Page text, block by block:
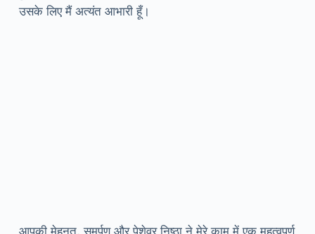
उसके लिए मैं अत्यंत आभारी हूँ।
आपकी मेहनत, समर्पण और पेशेवर निष्ठा ने मेरे काम में एक महत्वपूर्ण